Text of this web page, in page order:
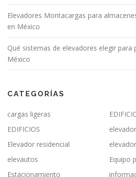
Elevadores Montacargas para
en México
Qué sistemas de elevadores elegir
México
CATEGORÍAS
cargas ligeras
EDIFICIOS
elevador
Elevador residencial
elevautos
Equipo
Estacionamiento